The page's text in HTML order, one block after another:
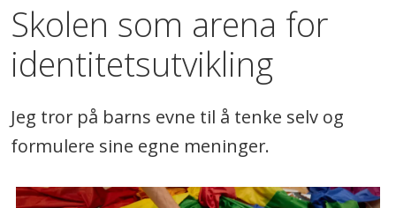
Skolen som arena for
identitetsutvikling
Jeg tror på barns evne til å tenke selv og
formulere sine egne meninger.